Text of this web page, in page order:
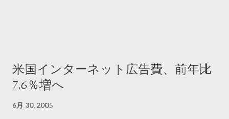
米国インターネット広告費、前年比
7.6％増へ
6月 30, 2005